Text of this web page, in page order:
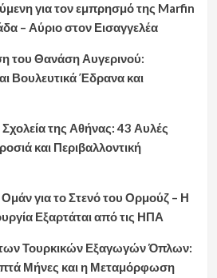
για τον εμπρησμό της Marfin
– Αύριο στον Εισαγγελέα
του Θανάση Αυγερινού:
Βουλευτικά Έδρανα και
της Αθήνας: 43 Αυλές
και Περιβαλλοντική
για το Στενό του Ορμούζ – Η
Εξαρτάται από τις ΗΠΑ
Τουρκικών Εξαγωγών Όπλων:
Μήνες και η Μεταμόρφωση